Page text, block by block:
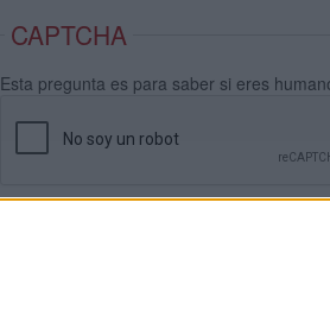
CAPTCHA
Esta pregunta es para saber si eres